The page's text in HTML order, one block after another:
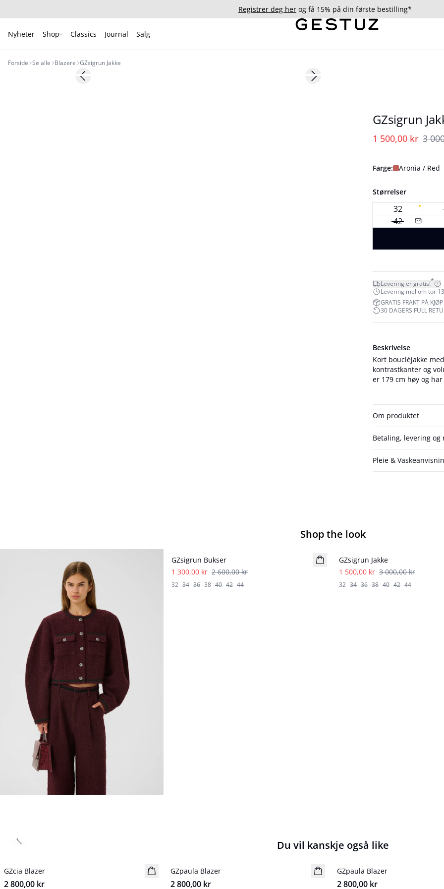
Registrer deg her og få 15% på din første bestilling*
Nyheter Shop Classics Journal Salg
Forside Se alle Blazere GZsigrun Jakke
- 50%Previous slide Next slide
GZsigrun
1 500,00 kr 3
Farge: Aronia / Red
Størrelser
32
42
Levering er gratis!*
Levering mellom tor
GRATIS FRAKT PÅ
30 DAGERS FULL
Beskrivelse
Kort boucléjakke
kontrastkanter og
er 179 cm høy og
Om produktet
Betaling, levering og
Pleie &
Shop the look
GZsigrun Bukser
1 300,00 kr 2 600,00 kr
32 34 36 38 40 42 44
- 50%
GZsigrun Jakke
1 500,00 kr 3 000,00 kr
32 34 36 38 40 42 44
Du vil kanskje også like
NYHET
GZcia Blazer
2 800,00 kr
NYHET
GZpaula Blazer
2 800,00 kr
NYHET
GZpaula Blazer
2 800,00 kr
Previous slide